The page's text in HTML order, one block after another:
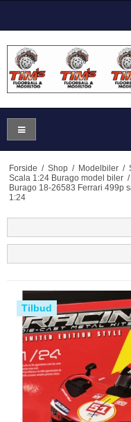
Forside / Shop / Modelbiler /
Scala 1:24 Burago model biler /
Burago 18-26583 Ferrari 499p
1:24
Tilbud